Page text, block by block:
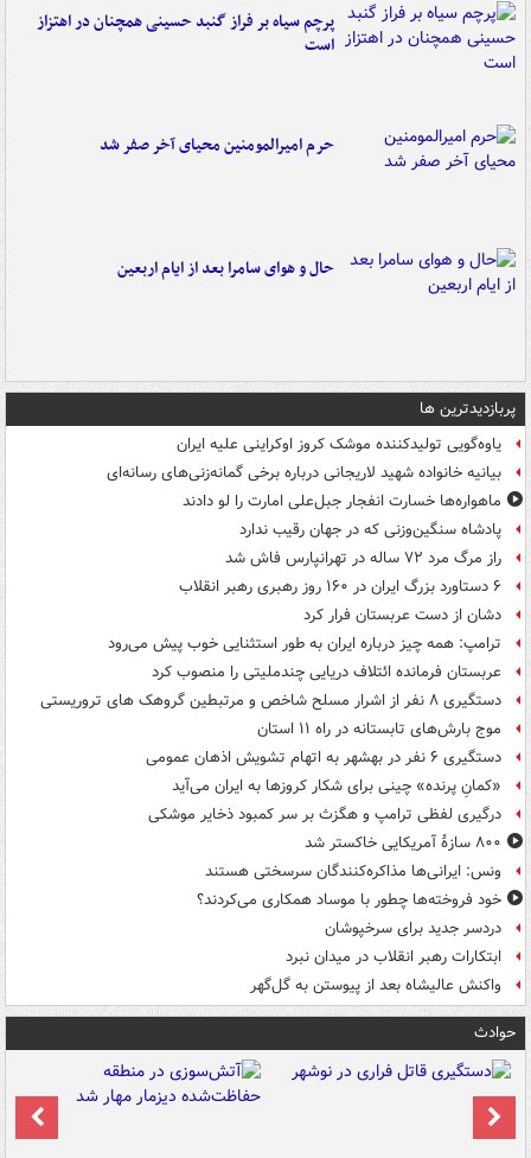
پرچم سیاه بر فراز گنبد حسینی همچنان در اهتزاز
است
حرم امیرالمومنین محیای آخر صفر شد
حال و هوای سامرا بعد از ایام اربعین
پربازدیدترین ها
یاوه‌گویی تولیدکننده موشک کروز اوکراینی علیه ایران
بیانیه خانواده شهید لاریجانی درباره برخی گمانه‌زنی‌های رسانه‌ای
ماهواره‌ها خسارت انفجار جبل‌علی امارت را لو دادند
پادشاه سنگین‌وزنی که در جهان رقیب ندارد
راز مرگ مرد ۷۲ ساله در تهرانپارس فاش شد
۶ دستاورد بزرگ ایران در ۱۶۰ روز رهبری رهبر انقلاب
دشان از دست عربستان فرار کرد
ترامپ: همه چیز درباره ایران به طور استثنایی خوب پیش می‌رود
عربستان فرمانده ائتلاف دریایی چندملیتی را منصوب کرد
دستگیری ۸ نفر از اشرار مسلح شاخص و مرتبطین گروهک های تروریستی
موج بارش‌های تابستانه در راه ۱۱ استان
دستگیری ۶ نفر در بهشهر به اتهام تشویش اذهان عمومی
«کمانِ پرنده» چینی برای شکار کروزها به ایران می‌آید
درگیری لفظی ترامپ و هگزث بر سر کمبود ذخایر موشکی
۸۰۰ سازۀ آمریکایی خاکستر شد
ونس: ایرانی‌ها مذاکره‌کنندگان سرسختی هستند
خود فروخته‌ها چطور با موساد همکاری می‌کردند؟
دردسر جدید برای سرخپوشان
ابتکارات رهبر انقلاب در میدان نبرد
واکنش عالیشاه بعد از پیوستن به گل‌گهر
حوادث